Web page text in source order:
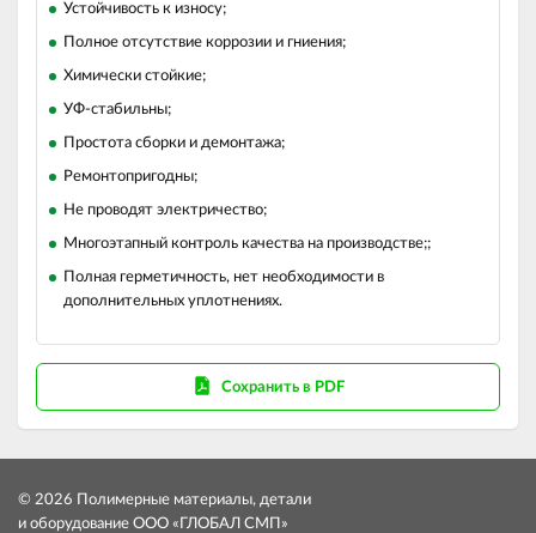
Устойчивость к износу;
Полное отсутствие коррозии и гниения;
Химически стойкие;
УФ-стабильны;
Простота сборки и демонтажа;
Ремонтопригодны;
Не проводят электричество;
Многоэтапный контроль качества на производстве;;
Полная герметичность, нет необходимости в
дополнительных уплотнениях.
Сохранить в PDF
© 2026 Полимерные материалы, детали
и оборудование ООО «ГЛОБАЛ СМП»